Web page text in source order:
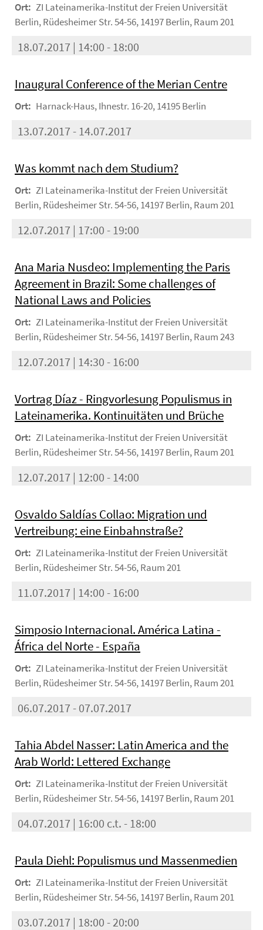
Ort: ZI Lateinamerika-Institut der Freien Universität
Berlin, Rüdesheimer Str. 54-56, 14197 Berlin, Raum 201
18.07.2017 | 14:00 - 18:00
Inaugural Conference of the Merian Centre
Ort: Harnack-Haus, Ihnestr. 16-20, 14195 Berlin
13.07.2017 - 14.07.2017
Was kommt nach dem Studium?
Ort: ZI Lateinamerika-Institut der Freien Universität
Berlin, Rüdesheimer Str. 54-56, 14197 Berlin, Raum 201
12.07.2017 | 17:00 - 19:00
Ana Maria Nusdeo: Implementing the Paris
Agreement in Brazil: Some challenges of
National Laws and Policies
Ort: ZI Lateinamerika-Institut der Freien Universität
Berlin, Rüdesheimer Str. 54-56, 14197 Berlin, Raum 243
12.07.2017 | 14:30 - 16:00
Vortrag Díaz - Ringvorlesung Populismus in
Lateinamerika. Kontinuitäten und Brüche
Ort: ZI Lateinamerika-Institut der Freien Universität
Berlin, Rüdesheimer Str. 54-56, 14197 Berlin, Raum 201
12.07.2017 | 12:00 - 14:00
Osvaldo Saldías Collao: Migration und
Vertreibung: eine Einbahnstraße?
Ort: ZI Lateinamerika-Institut der Freien Universität
Berlin, Rüdesheimer Str. 54-56, Raum 201
11.07.2017 | 14:00 - 16:00
Simposio Internacional. América Latina -
África del Norte - España
Ort: ZI Lateinamerika-Institut der Freien Universität
Berlin, Rüdesheimer Str. 54-56, 14197 Berlin, Raum 201
06.07.2017 - 07.07.2017
Tahia Abdel Nasser: Latin America and the
Arab World: Lettered Exchange
Ort: ZI Lateinamerika-Institut der Freien Universität
Berlin, Rüdesheimer Str. 54-56, 14197 Berlin, Raum 201
04.07.2017 | 16:00 c.t. - 18:00
Paula Diehl: Populismus und Massenmedien
Ort: ZI Lateinamerika-Institut der Freien Universität
Berlin, Rüdesheimer Str. 54-56, 14197 Berlin, Raum 201
03.07.2017 | 18:00 - 20:00